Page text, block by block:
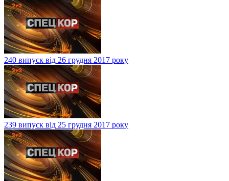
240 випуск від 26 грудня 2017 року
239 випуск від 25 грудня 2017 року